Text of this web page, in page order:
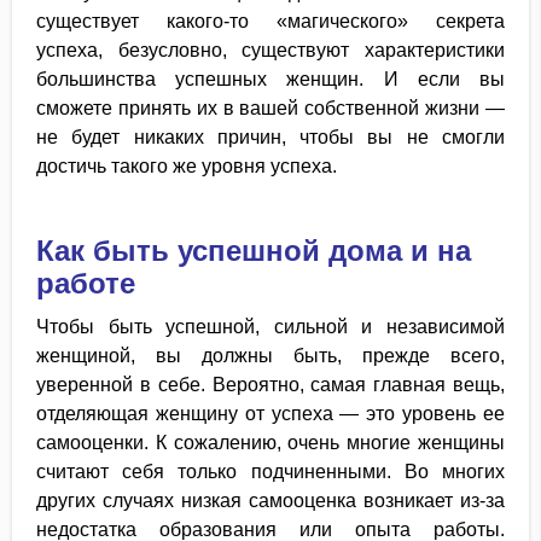
существует какого-то «магического» секрета
успеха, безусловно, существуют характеристики
большинства успешных женщин. И если вы
сможете принять их в вашей собственной жизни —
не будет никаких причин, чтобы вы не смогли
достичь такого же уровня успеха.
Как быть успешной дома и на
работе
Чтобы быть успешной, сильной и независимой
женщиной, вы должны быть, прежде всего,
уверенной в себе. Вероятно, самая главная вещь,
отделяющая женщину от успеха — это уровень ее
самооценки. К сожалению, очень многие женщины
считают себя только подчиненными. Во многих
других случаях низкая самооценка возникает из-за
недостатка образования или опыта работы.